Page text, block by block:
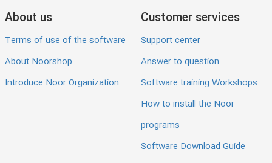
About us
Terms of use of the software
About Noorshop
Introduce Noor Organization
Customer services
Support center
Answer to question
Software training Workshops
How to install the Noor
programs
Software Download Guide